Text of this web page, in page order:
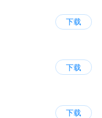
下载
下载
下载